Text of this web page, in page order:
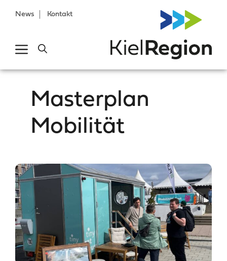
News Kontakt
Masterplan
Mobilität